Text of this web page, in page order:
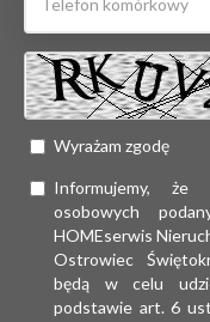
Wyrażam zgodę
Informujemy, że
osobowych
HOMEserwis
Ostrowiec
będą w celu
podstawie art. 6